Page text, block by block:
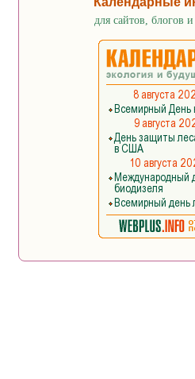
для сайтов, блогов